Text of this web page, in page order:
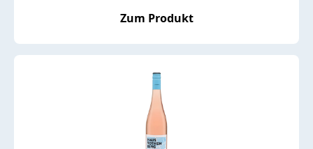
Zum Produkt